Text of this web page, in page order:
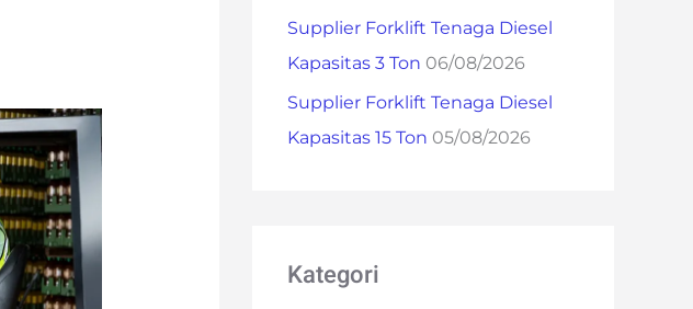
Supplier Forklift Tenaga Diesel
Kapasitas 3 Ton 06/08/2026
Supplier Forklift Tenaga Diesel
Kapasitas 15 Ton 05/08/2026
Kategori